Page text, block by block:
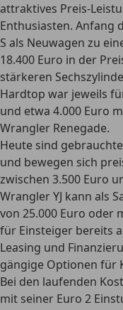
attraktives Preis-
Enthusiasten. Anfang
S als Neuwagen zu
18.400 Euro in der
stärkeren
Hardtop war jeweils
und etwa 4.000 Euro
Wrangler Renegade.
Heute sind
und bewegen sich
zwischen 3.500 Euro
Wrangler YJ kann als
von 25.000 Euro oder
für Einsteiger bereits
Leasing und
gängige Optionen für
Bei den laufenden
mit seiner Euro 2